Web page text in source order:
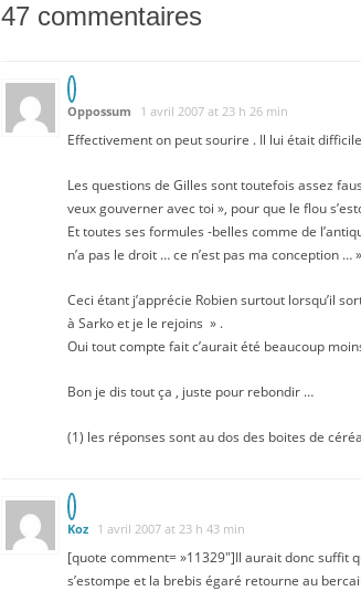
47 commentaires
Oppossum 1 avril 2007 at 23 h 26 min
Effectivement on peut sourire . Il lui était
Les questions de Gilles sont toutefois assez
veux gouverner avec toi », pour que le flou
Et toutes ses formules -belles comme de
n’a pas le droit … ce n’est pas ma conception
Ceci étant j’apprécie Robien surtout lorsqu’il
à Sarko et je le rejoins » .
Oui tout compte fait c’aurait été beaucoup
Bon je dis tout ça , juste pour rebondir …
(1) les réponses sont au dos des boites de
Koz 1 avril 2007 at 23 h 43 min
[quote comment= »11329″]Il aurait donc suffit
s’estompe et la brebis égaré retourne au